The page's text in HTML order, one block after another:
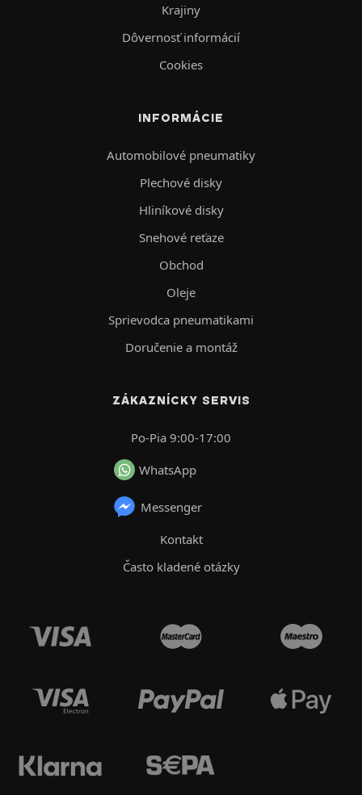
Krajiny
Dôvernosť informácií
Cookies
INFORMÁCIE
Automobilové pneumatiky
Plechové disky
Hliníkové disky
Snehové reťaze
Obchod
Oleje
Sprievodca pneumatikami
Doručenie a montáž
ZÁKAZNÍCKY SERVIS
Po-Pia 9:00-17:00
WhatsApp
Messenger
Kontakt
Často kladené otázky